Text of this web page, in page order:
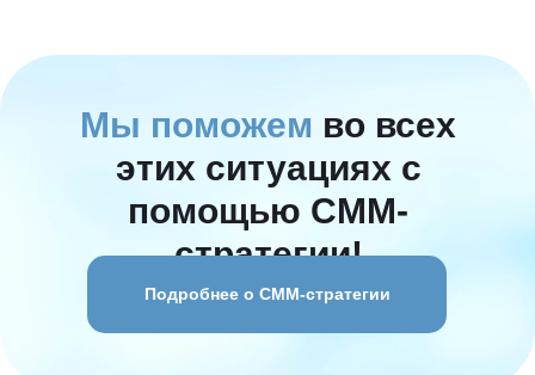
Мы поможем во всех
этих ситуациях с
помощью СММ-
стратегии!
Подробнее о СММ-стратегии